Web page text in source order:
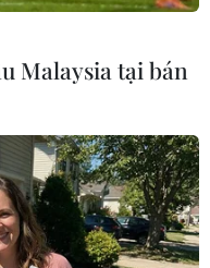
có trong mẫu của trẻ
người từ giai
Malaysia tại bán